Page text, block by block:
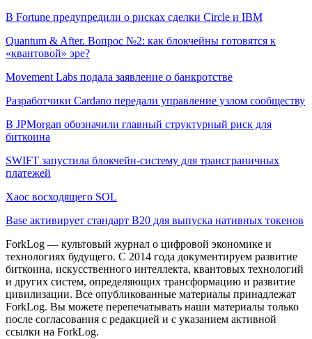
В Fortune предупредили о рисках сделки Circle и IBM
Quantum & After. Вопрос №2: как блокчейны готовятся к
«квантовой» эре?
Movement Labs подала заявление о банкротстве
Разработчики Cardano передали управление узлом сообществу
В JPMorgan обозначили главный структурный риск для
биткоина
SWIFT запустила блокчейн-систему для трансграничных
платежей
Хаос восходящего SOL
Base активирует стандарт B20 для выпуска нативных токенов
ForkLog — культовый журнал о цифровой экономике и
технологиях будущего. С 2014 года документируем развитие
биткоина, искусственного интеллекта, квантовых технологий
и других систем, определяющих трансформацию и развитие
цивилизации. Все опубликованные материалы принадлежат
ForkLog. Вы можете перепечатывать наши материалы только
после согласования с редакцией и с указанием активной
ссылки на ForkLog.